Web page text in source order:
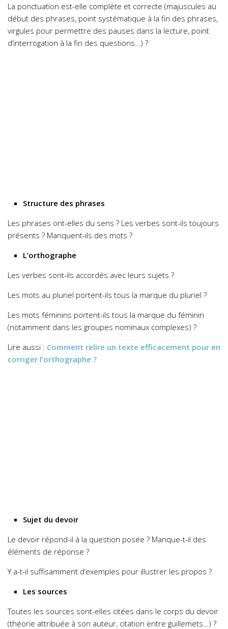
La ponctuation est-elle complète et correcte (majuscules au
début des phrases, point systématique à la fin des phrases,
virgules pour permettre des pauses dans la lecture, point
d’interrogation à la fin des questions…) ?
Structure des phrases
Les phrases ont-elles du sens ? Les verbes sont-ils toujours
présents ? Manquent-ils des mots ?
L’orthographe
Les verbes sont-ils accordés avec leurs sujets ?
Les mots au pluriel portent-ils tous la marque du pluriel ?
Les mots féminins portent-ils tous la marque du féminin
(notamment dans les groupes nominaux complexes) ?
Lire aussi : Comment relire un texte efficacement pour en
corriger l’orthographe ?
Sujet du devoir
Le devoir répond-il à la question posée ? Manque-t-il des
éléments de réponse ?
Y a-t-il suffisamment d’exemples pour illustrer les propos ?
Les sources
Toutes les sources sont-elles citées dans le corps du devoir
(théorie attribuée à son auteur, citation entre guillemets…) ?